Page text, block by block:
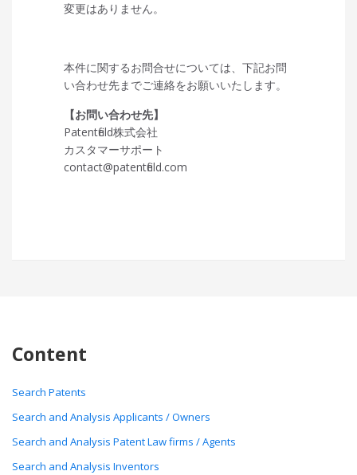
変更はありません。
本件に関するお問合せについては、下記お問
い合わせ先までご連絡をお願いいたします。
【お問い合わせ先】
Patentfield株式会社
カスタマーサポート
contact@patentfield.com
Content
Search Patents
Search and Analysis Applicants / Owners
Search and Analysis Patent Law firms / Agents
Search and Analysis Inventors